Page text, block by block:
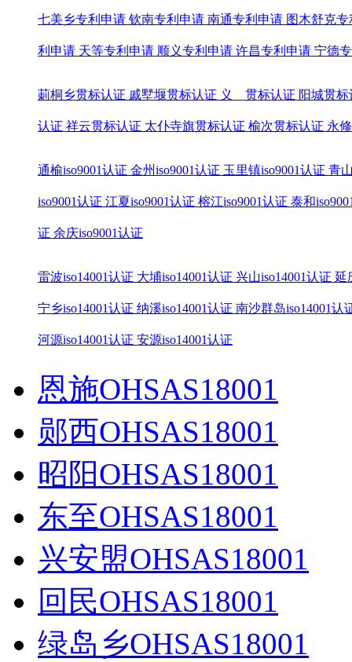
七美乡专利申请 钦南专利申请 南通专利申请 图木舒克
利申请 天等专利申请 顺义专利申请 许昌专利申请 宁德
莿桐乡贯标认证 戚墅堰贯标认证 义 贯标认证 阳城贯标
认证 祥云贯标认证 太仆寺旗贯标认证 榆次贯标认证 永
通榆iso9001认证 金州iso9001认证 玉里镇iso9001认证 青
iso9001认证 江夏iso9001认证 榕江iso9001认证 泰和
证 余庆iso9001认证
雷波iso14001认证 大埔iso14001认证 兴山iso14001认证 延
宁乡iso14001认证 纳溪iso14001认证 南沙群岛iso14001认
河源iso14001认证 安源iso14001认证
恩施OHSAS18001
郧西OHSAS18001
昭阳OHSAS18001
东至OHSAS18001
兴安盟OHSAS18001
回民OHSAS18001
绿岛乡OHSAS18001